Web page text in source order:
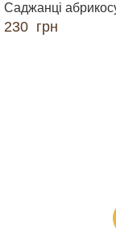
Саджанці
230 грн